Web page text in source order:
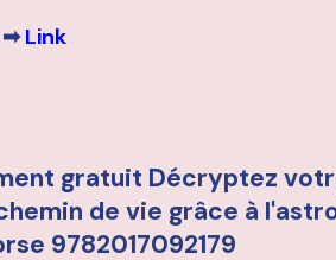
➡Link
gratuit Décryptez
de vie grâce à
9782017092179